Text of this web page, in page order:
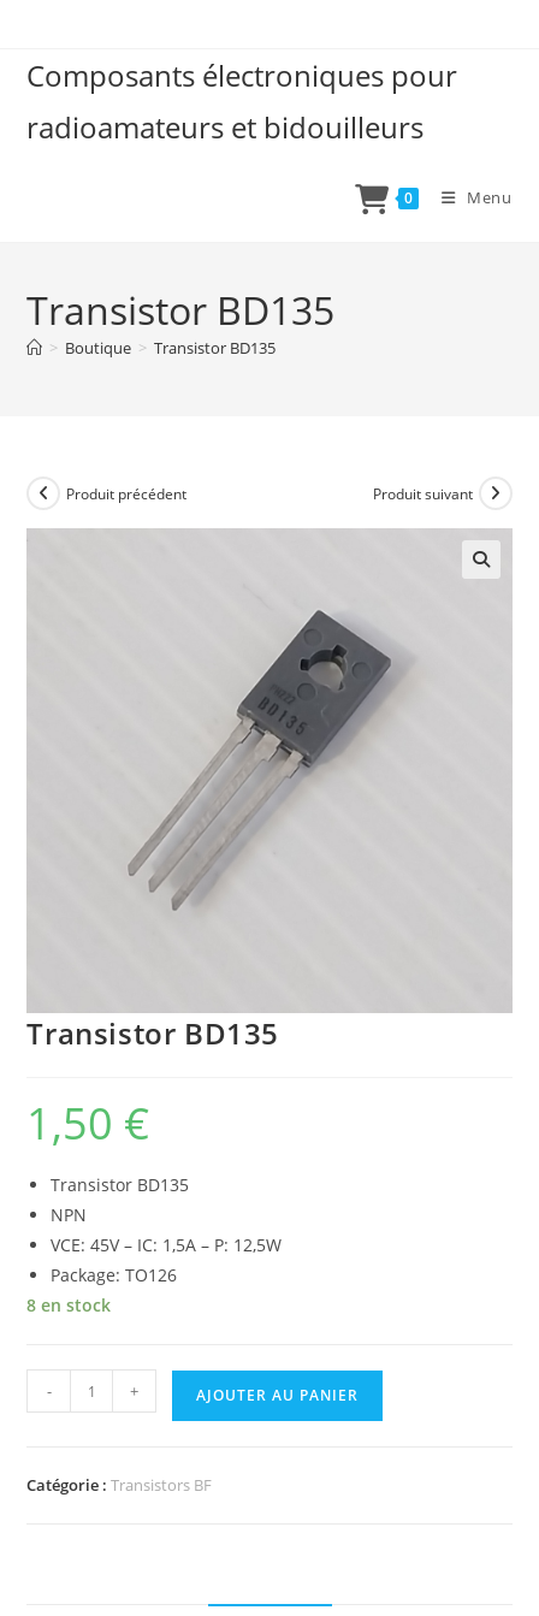
contentComposants électroniques pour
radioamateurs et bidouilleurs
0 Menu
Transistor BD135
> Boutique > Transistor BD135
Produit précédent Produit suivant
Transistor BD135
1,50 €
Transistor BD135
NPN
VCE: 45V – IC: 1,5A – P: 12,5W
Package: TO126
8 en stock
quantité
de
BD135
- + AJOUTER AU PANIER
Catégorie :Transistors BF